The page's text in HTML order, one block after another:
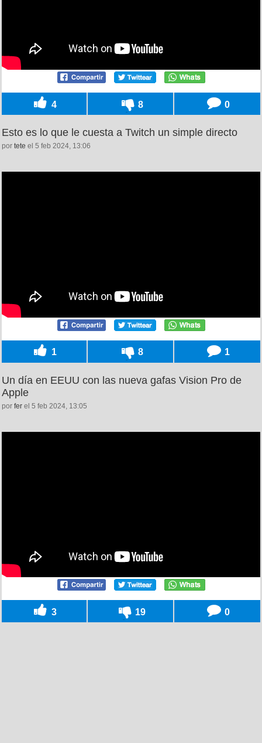
4 8 0
Esto es lo que le cuesta a Twitch un simple directo
por tete el 5 feb 2024, 13:06
1 8 1
Un día en EEUU con las nueva gafas Vision Pro de
Apple
por fer el 5 feb 2024, 13:05
3 19 0